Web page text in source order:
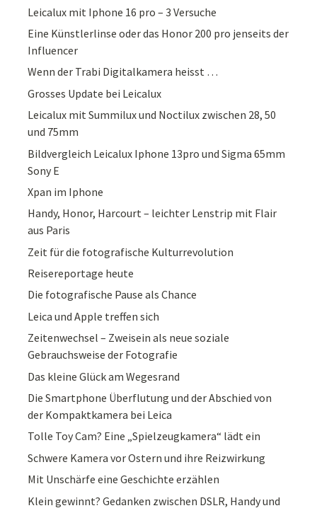
Leicalux mit Iphone 16 pro – 3 Versuche
Eine Künstlerlinse oder das Honor 200 pro jenseits der
Influencer
Wenn der Trabi Digitalkamera heisst …
Grosses Update bei Leicalux
Leicalux mit Summilux und Noctilux zwischen 28, 50
und 75mm
Bildvergleich Leicalux Iphone 13pro und Sigma 65mm
Sony E
Xpan im Iphone
Handy, Honor, Harcourt – leichter Lenstrip mit Flair
aus Paris
Zeit für die fotografische Kulturrevolution
Reisereportage heute
Die fotografische Pause als Chance
Leica und Apple treffen sich
Zeitenwechsel – Zweisein als neue soziale
Gebrauchsweise der Fotografie
Das kleine Glück am Wegesrand
Die Smartphone Überflutung und der Abschied von
der Kompaktkamera bei Leica
Tolle Toy Cam? Eine „Spielzeugkamera“ lädt ein
Schwere Kamera vor Ostern und ihre Reizwirkung
Mit Unschärfe eine Geschichte erzählen
Klein gewinnt? Gedanken zwischen DSLR, Handy und